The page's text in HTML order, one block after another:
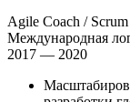
Agile Coach /
Международная
2017 — 2020